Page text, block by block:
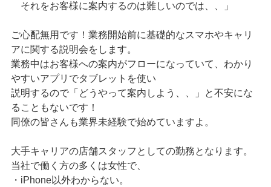
それをお客様に案内するのは難しいのでは、、」
ご心配無用です！業務開始前に基礎的なスマホやキャリ
アに関する説明会をします。
業務中はお客様への案内がフローになっていて、わかり
やすいアプリでタブレットを使い
説明するので「どうやって案内しよう、、」と不安にな
ることもないです！
同僚の皆さんも業界未経験で始めていますよ。
大手キャリアの店舗スタッフとしての勤務となります。
当社で働く方の多くは女性で、
・iPhone以外わからない。